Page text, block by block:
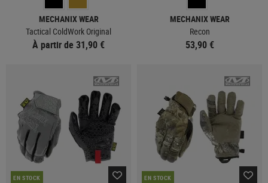
MECHANIX WEAR
Tactical ColdWork Original
À partir de 31,90 €
MECHANIX WEAR
Recon
53,90 €
EN STOCK EN STOCK